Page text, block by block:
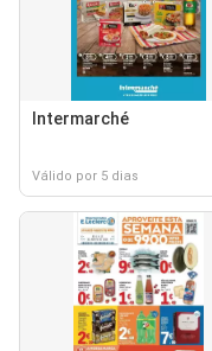
Intermarché
Válido por 5 dias